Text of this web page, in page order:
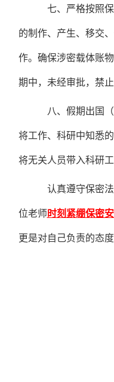
七、严格按照
的制作、产生、移交
作。确保涉密载体账
期中，未经审批，禁
八、假期出国
将工作、科研中知悉
将无关人员带入科研
认真遵守保密
位老师时刻紧绷保密
更是对自己负责的态